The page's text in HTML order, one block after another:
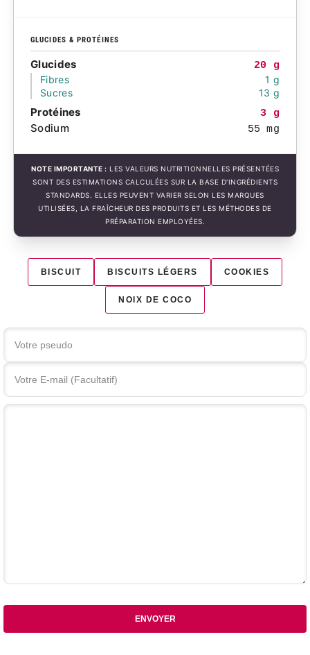
GLUCIDES & PROTÉINES
Glucides
20 g
Fibres
1 g
Sucres
13 g
Protéines 3 g
Sodium 55 mg
NOTE IMPORTANTE : LES VALEURS NUTRITIONNELLES PRÉSENTÉES
SONT DES ESTIMATIONS CALCULÉES SUR LA BASE D'INGRÉDIENTS
STANDARDS. ELLES PEUVENT VARIER SELON LES MARQUES
UTILISÉES, LA FRAÎCHEUR DES PRODUITS ET LES MÉTHODES DE
PRÉPARATION EMPLOYÉES.
BISCUIT BISCUITS LÉGERS COOKIES
NOIX DE COCO
Votre commentaire
ENVOYER